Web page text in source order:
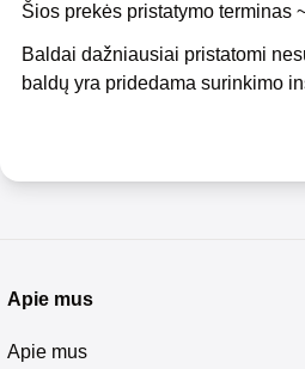
Šios prekės pristatymo terminas
Baldai dažniausiai pristatomi
baldų yra pridedama surinkimo
Apie mus
Apie mus